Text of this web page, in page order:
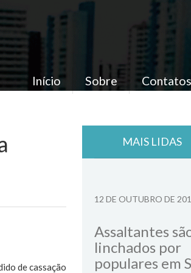
Início Sobre Contatos
de cassação
MAIS LIDAS
12 DE OUTUBRO DE
Assaltantes
linchados por
populares em